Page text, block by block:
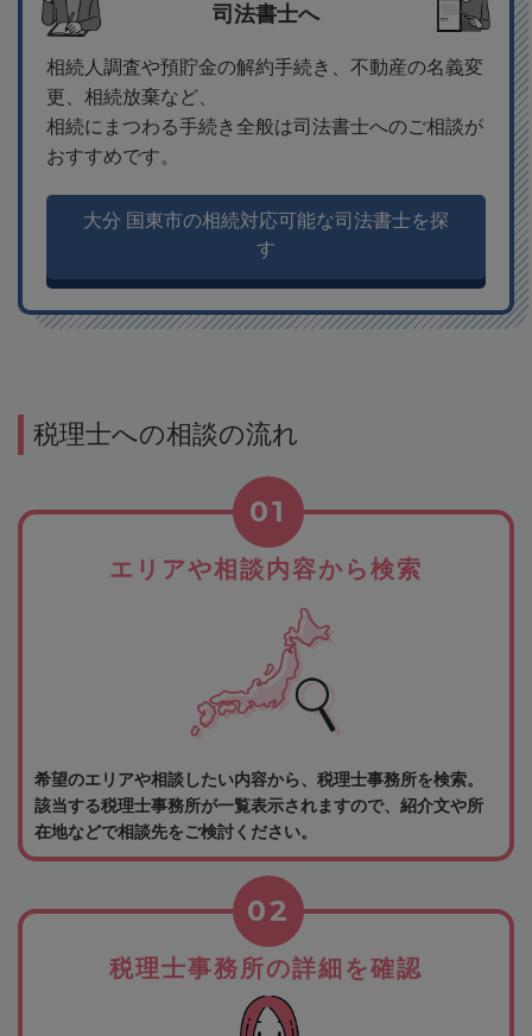
司法書士へ
相続人調査や預貯金の解約手続き、不動産の名義変
更、相続放棄など、
相続にまつわる手続き全般は司法書士へのご相談が
おすすめです。
大分 国東市の相続対応可能な司法書士を探
す
税理士への相談の流れ
エリアや相談内容から検索
01
希望のエリアや相談したい内容から、税理士事務所を検索。
該当する税理士事務所が一覧表示されますので、紹介文や所
在地などで相談先をご検討ください。
税理士事務所の詳細を確認
02